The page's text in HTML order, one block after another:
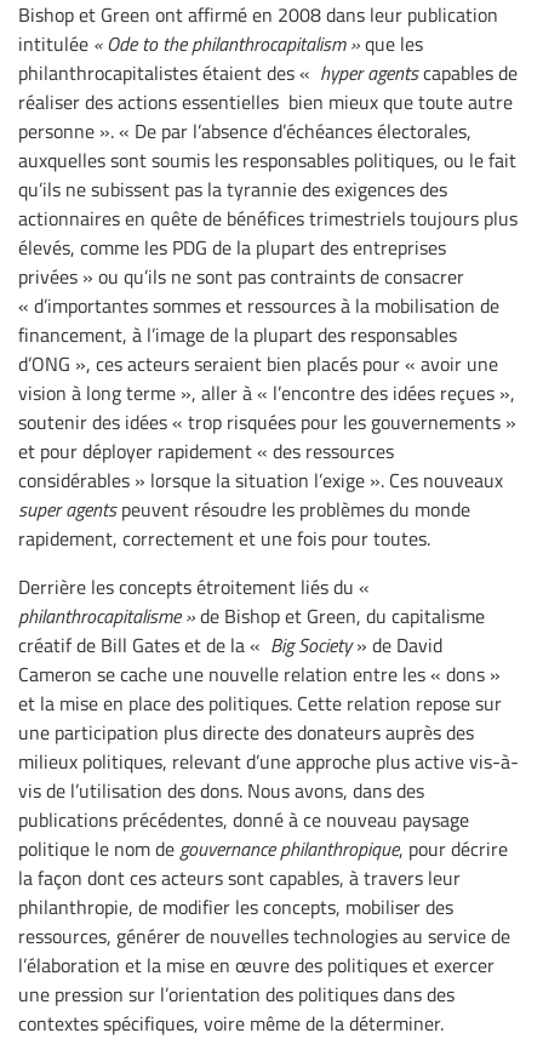
Bishop et Green ont affirmé en 2008 dans leur publication
intitulée « Ode to the philanthrocapitalism »que les
philanthrocapitalistes étaient des « hyper agentscapables de
réaliser des actions essentielles bien mieux que toute autre
personne ». « De par l’absence d’échéances électorales,
auxquelles sont soumis les responsables politiques, ou le fait
qu’ils ne subissent pas la tyrannie des exigences des
actionnaires en quête de bénéfices trimestriels toujours plus
élevés, comme les PDG de la plupart des entreprises
privées » ou qu’ils ne sont pas contraints de consacrer
« d’importantes sommes et ressources à la mobilisation de
financement, à l’image de la plupart des responsables
d’ONG », ces acteurs seraient bien placés pour « avoir une
vision à long terme », aller à « l’encontre des idées reçues »,
soutenir des idées « trop risquées pour les gouvernements »
et pour déployer rapidement « des ressources
considérables » lorsque la situation l’exige ». Ces nouveaux
super agentspeuvent résoudre les problèmes du monde
rapidement, correctement et une fois pour toutes.
Derrière les concepts étroitement liés du «
philanthrocapitalisme »de Bishop et Green, du capitalisme
créatif de Bill Gates et de la « Big Society» de David
Cameron se cache une nouvelle relation entre les « dons »
et la mise en place des politiques. Cette relation repose sur
une participation plus directe des donateurs auprès des
milieux politiques, relevant d’une approche plus active vis-à-
vis de l’utilisation des dons. Nous avons, dans des
publications précédentes, donné à ce nouveau paysage
politique le nom de gouvernance philanthropique, pour décrire
la façon dont ces acteurs sont capables, à travers leur
philanthropie, de modifier les concepts, mobiliser des
ressources, générer de nouvelles technologies au service de
l’élaboration et la mise en œuvre des politiques et exercer
une pression sur l’orientation des politiques dans des
contextes spécifiques, voire même de la déterminer.